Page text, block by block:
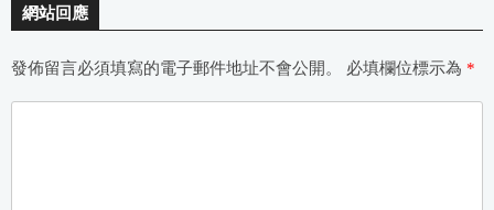
網站回應
發佈留言必須填寫的電子郵件地址不會公開。 必填欄位標示為 *